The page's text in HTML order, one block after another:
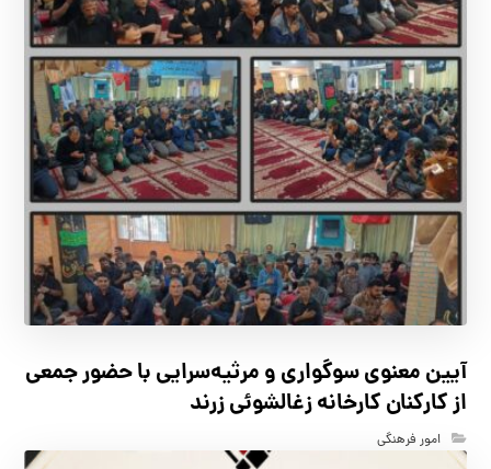
آیین معنوی سوگواری و مرثیه‌سرایی با حضور جمعی
از کارکنان كارخانه زغالشوئي زرند
امور فرهنگی